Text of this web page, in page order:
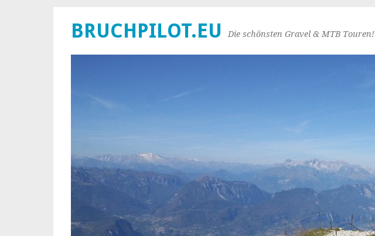
BRUCHPILOT.EU Die schönsten Gravel & MTB Touren!